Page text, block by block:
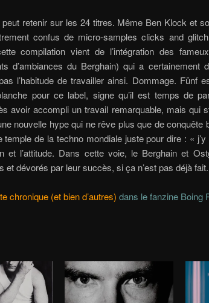
peut retenir sur les 24 titres. Même Ben Klock et
confus de micro-samples clicks and
compilation vient de l’intégration des
d’ambiances du Berghain) qui a certainement
pas l’habitude de travailler ainsi. Dommage. Fünf
pour ce label, signe qu’il est temps de
avoir accompli un travail remarquable, mais qui
nouvelle hype qui ne rêve plus que de conquête
temple de la techno mondiale juste pour dire : «
et l’attitude. Dans cette voie, le Berghain et
et dévorés par leur succès, si ça n’est pas déjà fait.
chronique (et bien d’autres) dans le fanzine Boing